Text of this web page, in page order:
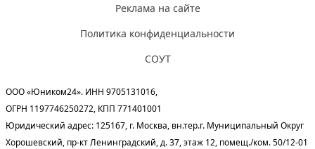
Реклама на сайте
Политика конфиденциальности
СОУТ
ООО «Юником24». ИНН 9705131016,
ОГРН 1197746250272, КПП 771401001
Юридический адрес: 125167, г. Москва, вн.тер.г. Муниципальный Округ
Хорошевский, пр-кт Ленинградский, д. 37, этаж 12, помещ./ком. 50/12-01